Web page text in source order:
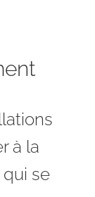
à la
se